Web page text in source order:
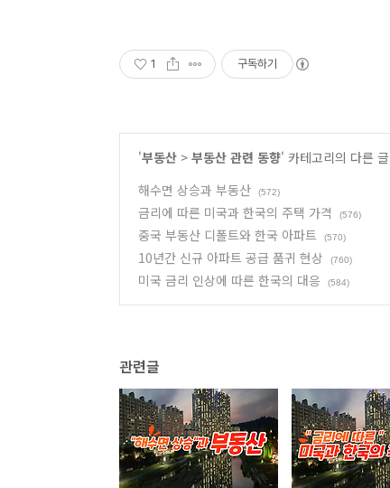
1 구독하기
'부동산 > 부동산 관련 동향' 카테고리의 다른 글
해수면 상승과 부동산
(572)
금리에 따른 미국과 한국의 주택 가격 (576)
중국 부동산 디폴트와 한국 아파트 (570)
10년간 신규 아파트 공급 품귀 현상 (760)
미국 금리 인상에 따른 한국의 대응 (584)
관련글